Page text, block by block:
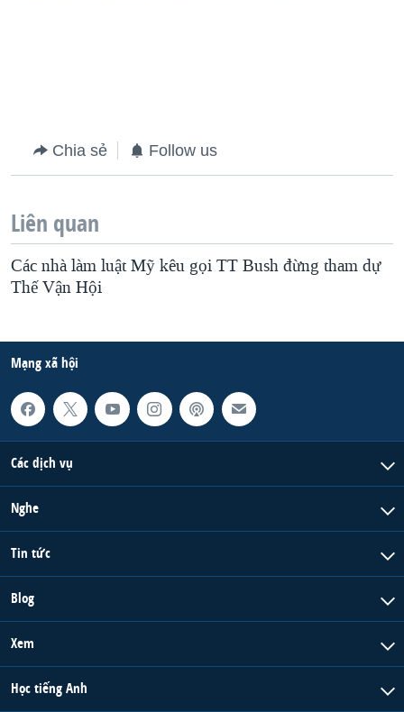
Chia sẻ Follow us
Liên quan
Các nhà làm luật Mỹ kêu gọi TT Bush đừng tham dự
Thế Vận Hội
Mạng xã hội
Các dịch vụ
Nghe
Tin tức
Blog
Xem
Học tiếng Anh